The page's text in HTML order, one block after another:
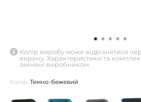
Колір виробу може відрізнятися
екрану. Характеристики та
змінені виробником
Колір: Темно-бежевий